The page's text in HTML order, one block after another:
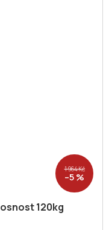
1 964 Kč
–5 %
120kg